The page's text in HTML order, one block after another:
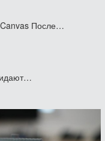
После…